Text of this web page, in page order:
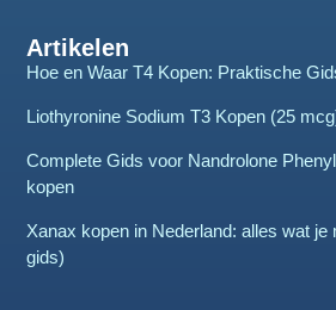
Artikelen
Hoe en Waar T4 Kopen: Praktische
Liothyronine Sodium T3 Kopen (25
Complete Gids voor Nandrolone
kopen
Xanax kopen in Nederland: alles wat je
gids)